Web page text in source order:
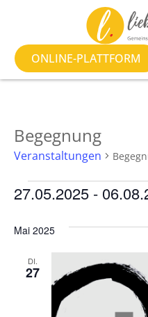
ONLINE-PLATTFORM
Begegnung
Veranstaltungen
27.05.2025 -
Mai 2025
DI.
27